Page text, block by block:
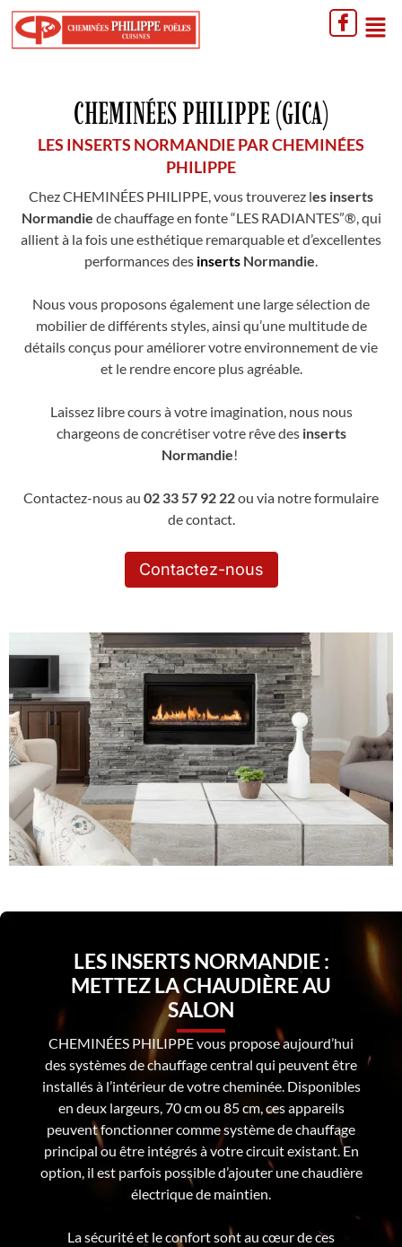
CHEMINÉES PHILIPPE (GICA)
LES INSERTS NORMANDIE PAR CHEMINÉES
PHILIPPE
Chez CHEMINÉES PHILIPPE, vous trouverez les inserts
Normandie de chauffage en fonte “LES RADIANTES”®, qui
allient à la fois une esthétique remarquable et d’excellentes
performances des inserts Normandie.
Nous vous proposons également une large sélection de
mobilier de différents styles, ainsi qu’une multitude de
détails conçus pour améliorer votre environnement de vie
et le rendre encore plus agréable.
Laissez libre cours à votre imagination, nous nous
chargeons de concrétiser votre rêve desinserts
Normandie!
Contactez-nous au 02 33 57 92 22ou via notre formulaire
de contact.
Contactez-nous
LES INSERTS NORMANDIE :
METTEZ LA CHAUDIÈRE AU
SALON
CHEMINÉES PHILIPPE vous propose aujourd’hui
des systèmes de chauffage central qui peuvent être
installés à l’intérieur de votre cheminée. Disponibles
en deux largeurs, 70 cm ou 85 cm, ces appareils
peuvent fonctionner comme système de chauffage
principal ou être intégrés à votre circuit existant. En
option, il est parfois possible d’ajouter une chaudière
électrique de maintien.
La sécurité et le confort sont au cœur de ces